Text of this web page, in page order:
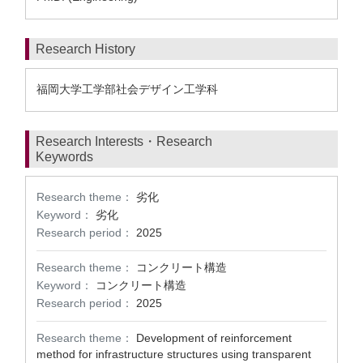
Research History
福岡大学工学部社会デザイン工学科
Research Interests・Research
Keywords
Research theme：
劣化
Keyword：
劣化
Research period：
2025
Research theme：
コンクリート構造
Keyword：
コンクリート構造
Research period：
2025
Research theme：
Development of reinforcement
method for infrastructure structures using transparent